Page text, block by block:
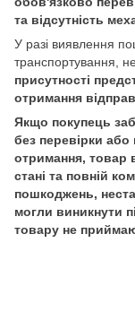
та відсутність
У разі виявлення
транспортування,
присутності
отримання
Якщо покупець
без перевірки
отримання, товар
стані та повній
пошкоджень,
могли виникнути
товару не